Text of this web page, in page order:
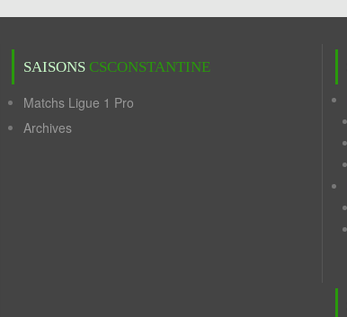
SAISONS CSCONSTANTINE
Matchs Ligue 1 Pro
Archives